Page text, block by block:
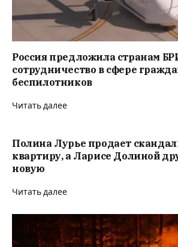
Россия предложила странам
сотрудничество в сфере
беспилотников
Читать далее
Полина Лурье продает
квартиру, а Ларисе Долиной
новую
Читать далее